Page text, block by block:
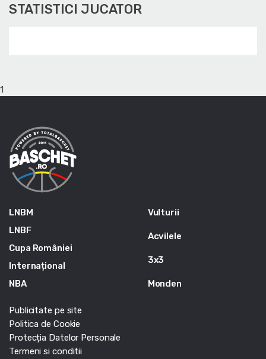
STATISTICI JUCATOR
1
LNBM
LNBF
Cupa României
Internațional
NBA
Vulturii
Acvilele
3x3
Monden
Publicitate pe site
Politica de Cookie
Protecția Datelor Personale
Termeni si conditii